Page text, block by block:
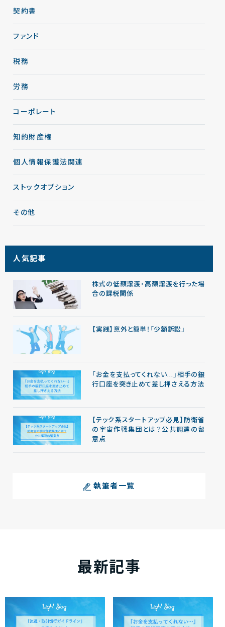
契約書
ファンド
税務
労務
コーポレート
知的財産権
個人情報保護法関連
ストックオプション
その他
人気記事
株式の低額譲渡・高額譲渡を行った場
合の課税関係
【実践】意外と簡単！「少額訴訟」
「お金を支払ってくれない…」相手の銀
行口座を突き止めて差し押さえる方法
【テック系スタートアップ必見】防衛省
の宇宙作戦集団とは？公共調達の留
意点
執筆者一覧
最新記事